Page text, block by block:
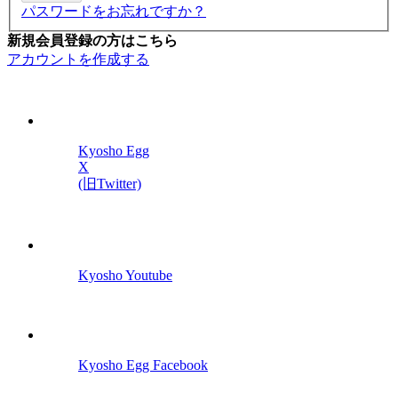
パスワードをお忘れですか？
新規会員登録の方はこちら
アカウントを作成する
Kyosho Egg
X
(旧Twitter)
Kyosho Youtube
Kyosho Egg Facebook